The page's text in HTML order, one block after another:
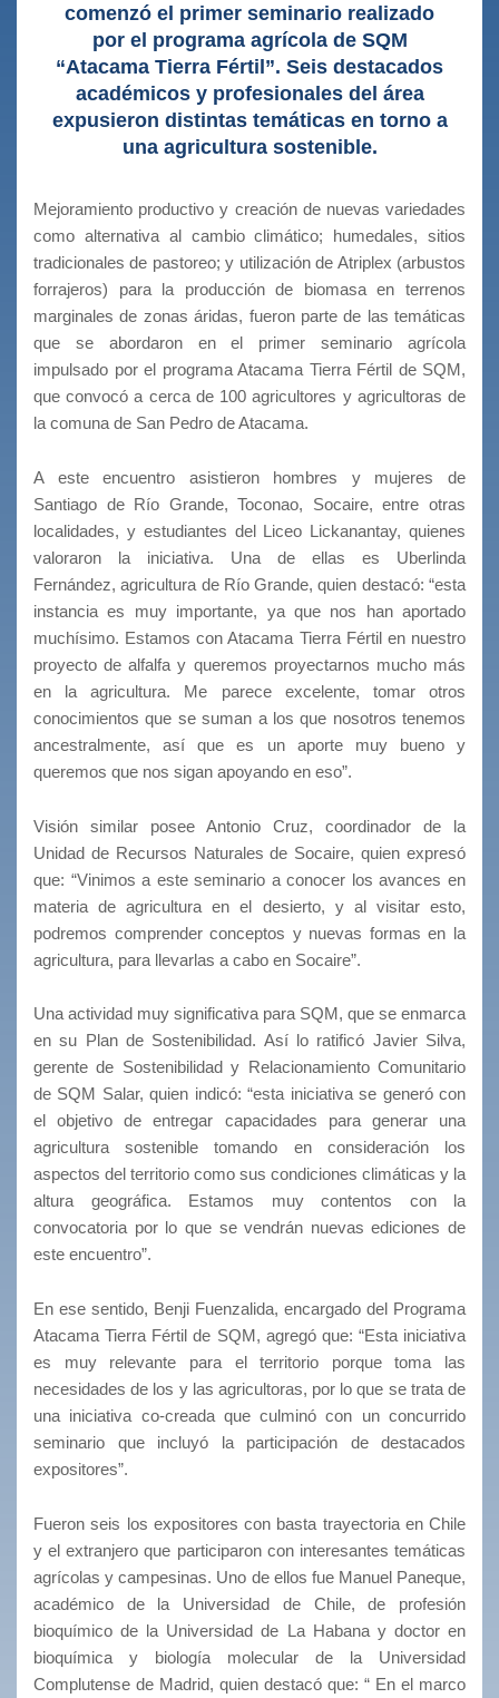
comenzó el primer seminario realizado
por el programa agrícola de SQM
“Atacama Tierra Fértil”. Seis destacados
académicos y profesionales del área
expusieron distintas temáticas en torno a
una agricultura sostenible.
Mejoramiento productivo y creación de nuevas variedades
como alternativa al cambio climático; humedales, sitios
tradicionales de pastoreo; y utilización de Atriplex (arbustos
forrajeros) para la producción de biomasa en terrenos
marginales de zonas áridas, fueron parte de las temáticas
que se abordaron en el primer seminario agrícola
impulsado por el programa Atacama Tierra Fértil de SQM,
que convocó a cerca de 100 agricultores y agricultoras de
la comuna de San Pedro de Atacama.
A este encuentro asistieron hombres y mujeres de
Santiago de Río Grande, Toconao, Socaire, entre otras
localidades, y estudiantes del Liceo Lickanantay, quienes
valoraron la iniciativa. Una de ellas es Uberlinda
Fernández, agricultura de Río Grande, quien destacó: “esta
instancia es muy importante, ya que nos han aportado
muchísimo. Estamos con Atacama Tierra Fértil en nuestro
proyecto de alfalfa y queremos proyectarnos mucho más
en la agricultura. Me parece excelente, tomar otros
conocimientos que se suman a los que nosotros tenemos
ancestralmente, así que es un aporte muy bueno y
queremos que nos sigan apoyando en eso”.
Visión similar posee Antonio Cruz, coordinador de la
Unidad de Recursos Naturales de Socaire, quien expresó
que: “Vinimos a este seminario a conocer los avances en
materia de agricultura en el desierto, y al visitar esto,
podremos comprender conceptos y nuevas formas en la
agricultura, para llevarlas a cabo en Socaire”.
Una actividad muy significativa para SQM, que se enmarca
en su Plan de Sostenibilidad. Así lo ratificó Javier Silva,
gerente de Sostenibilidad y Relacionamiento Comunitario
de SQM Salar, quien indicó: “esta iniciativa se generó con
el objetivo de entregar capacidades para generar una
agricultura sostenible tomando en consideración los
aspectos del territorio como sus condiciones climáticas y la
altura geográfica. Estamos muy contentos con la
convocatoria por lo que se vendrán nuevas ediciones de
este encuentro”.
En ese sentido, Benji Fuenzalida, encargado del Programa
Atacama Tierra Fértil de SQM, agregó que: “Esta iniciativa
es muy relevante para el territorio porque toma las
necesidades de los y las agricultoras, por lo que se trata de
una iniciativa co-creada que culminó con un concurrido
seminario que incluyó la participación de destacados
expositores”.
Fueron seis los expositores con basta trayectoria en Chile
y el extranjero que participaron con interesantes temáticas
agrícolas y campesinas. Uno de ellos fue Manuel Paneque,
académico de la Universidad de Chile, de profesión
bioquímico de la Universidad de La Habana y doctor en
bioquímica y biología molecular de la Universidad
Complutense de Madrid, quien destacó que: “ En el marco